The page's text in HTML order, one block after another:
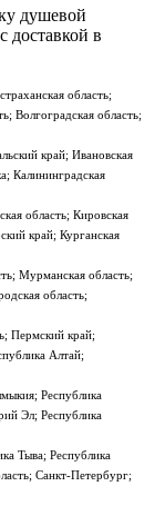
душевой
с доставкой в
область;
Волгоградская область;
край; Ивановская
Калининградская
область; Кировская
край; Курганская
Мурманская область;
область;
Пермский край;
Алтай;
Республика
Эл; Республика
Тыва; Республика
Санкт-Петербург;